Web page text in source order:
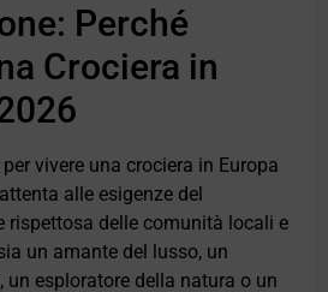
Perché
Crociera in
vivere una crociera in Europa
alle esigenze del
rispettosa delle comunità locali e
un amante del lusso, un
esploratore della natura o un